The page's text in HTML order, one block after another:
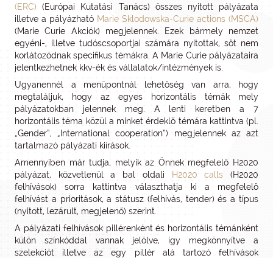
(ERC) (Európai Kutatási Tanács) összes nyitott pályázata
illetve a pályázható Marie Sklodowska-Curie actions (MSCA)
(Marie Curie Akciók) megjelennek. Ezek bármely nemzet
egyéni-, illetve tudóscsoportjai számára nyitottak, sőt nem
korlátozódnak specifikus témákra. A Marie Curie pályázataira
jelentkezhetnek kkv-ék és vállalatok/intézmények is.
Ugyanennél a menüpontnál lehetőség van arra, hogy
megtaláljuk, hogy az egyes horizontális témák mely
pályázatokban jelennek meg. A lenti keretben a 7
horizontális téma közül a minket érdeklő témára kattintva (pl.
„Gender”, „International cooperation”) megjelennek az azt
tartalmazó pályázati kiírások.
Amennyiben már tudja, melyik az Önnek megfelelő H2020
pályázat, közvetlenül a bal oldali
H2020 calls (H2020
felhívások) sorra kattintva választhatja ki a megfelelő
felhívást a prioritások, a státusz (felhívás, tender) és a típus
(nyitott, lezárult, megjelenő) szerint.
A pályázati felhívások pillérenként és horizontális témánként
külön színkóddal vannak jelölve, így megkönnyítve a
szelekciót illetve az egy pillér alá tartozó felhívások